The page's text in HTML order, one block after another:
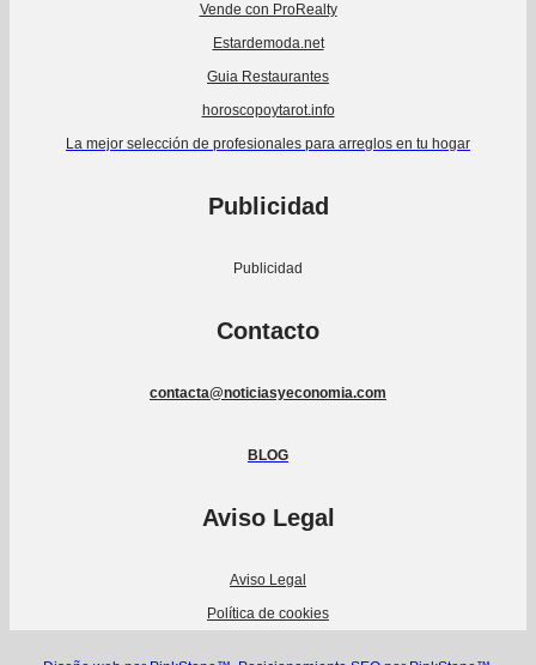
Vende con ProRealty
Estardemoda.net
Guia Restaurantes
horoscopoytarot.info
La mejor selección de profesionales para arreglos en tu hogar
Publicidad
Publicidad
Contacto
contacta@noticiasyeconomia.com
BLOG
Aviso Legal
Aviso Legal
Política de cookies